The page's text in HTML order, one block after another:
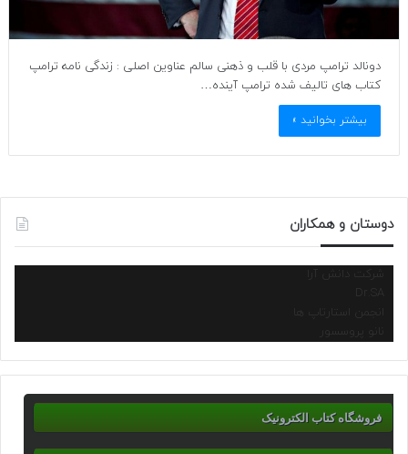
دونالد ترامپ مردی با قلب و ذهنی سالم عناوین اصلی : زندگی نامه ترامپ
کتاب های تالیف شده ترامپ آینده…
بیشتر بخوانید »
دوستان و همکاران
شرکت دانش آرا
انجمن استارتاپ ها
نانو پروسسور
فروشگاه کتاب الکترونیک